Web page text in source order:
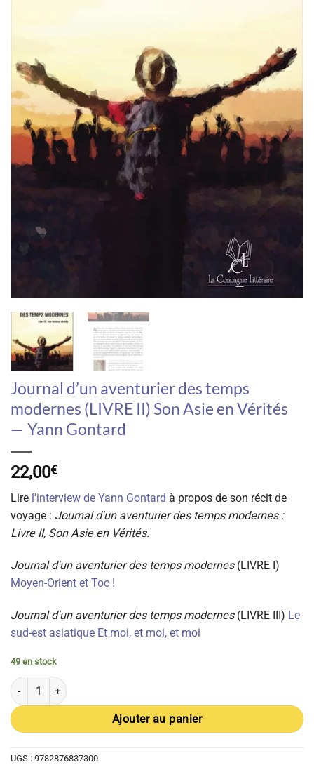
Journal d’un aventurier des temps
modernes (LIVRE II) Son Asie en Vérités
— Yann Gontard
22,00€
Lire l'interview de Yann Gontard à propos de son récit de
voyage : Journal d'un aventurier des temps modernes :
Livre II, Son Asie en Vérités.
Journal d'un aventurier des temps modernes(LIVRE I)
Moyen-Orient et Toc !
Journal d'un aventurier des temps modernes(LIVRE III) Le
sud-est asiatique Et moi, et moi, et moi
49 en stock
quantité de Journal d'un aventurier des temps modernes (LIVRE
Ajouter au panier
UGS : 9782876837300